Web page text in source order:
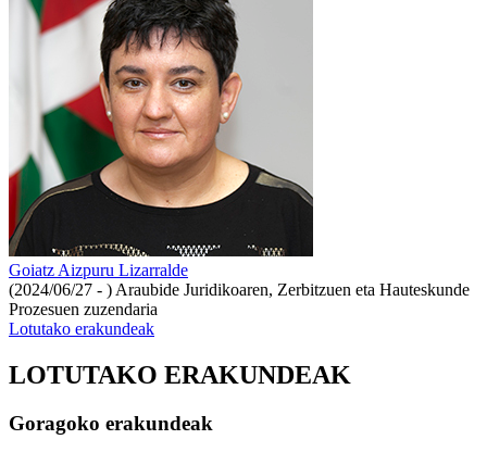
Goiatz Aizpuru Lizarralde
(2024/06/27 - )Araubide Juridikoaren, Zerbitzuen eta Hauteskunde
Prozesuen zuzendaria
Lotutako erakundeak
LOTUTAKO ERAKUNDEAK
Goragoko erakundeak